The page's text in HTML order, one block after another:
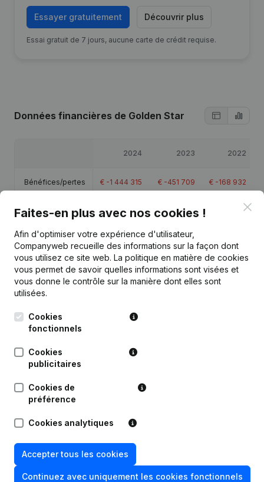
Essayer gratuitement Découvrir plus
Essai gratuit de 7 jours, aucune carte de crédit requise.
Données financières de Golden Star
2024 2023 2022
Bénéfices/pertes € -1 444 315 € -451 709 € -168 932
Capitaux propres €-1 653 811 €-209 496 242 213
Marge brute €393 445 €521 115
Personnel 31,7 17,5 15,3
01-04-2016
Demissions, Nominations
Faites-en plus avec nos cookies !
Afin d'optimiser votre expérience d'utilisateur,
Companyweb recueille des informations sur la façon dont
vous utilisez ce site web. La politique en matière de cookies
vous permet de savoir quelles informations sont visées et
vous donne le contrôle sur la manière dont elles sont
utilisées.
Cookies
fonctionnels
Cookies
publicitaires
Cookies de
préférence
Cookies analytiques
Accepter tous les cookies
Continuez avec uniquement les cookies fonctionnels